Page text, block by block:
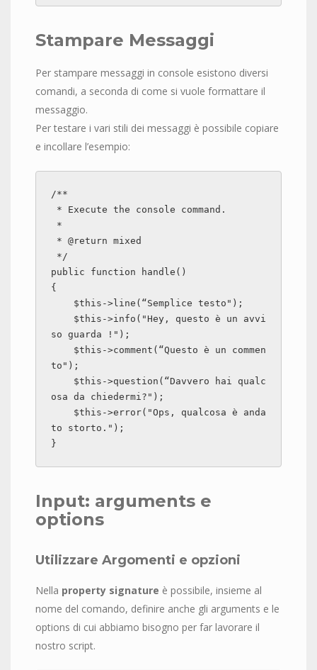
Stampare Messaggi
Per stampare messaggi in console esistono diversi
comandi, a seconda di come si vuole formattare il
messaggio.
Per testare i vari stili dei messaggi è possibile copiare
e incollare l’esempio:
/**
public function handle()
{
so guarda !");
to");
osa da chiedermi?");
to storto.");
}
Input: arguments e
options
Utilizzare Argomenti e opzioni
Nella property signature è possibile, insieme al
nome del comando, definire anche gli arguments e le
options di cui abbiamo bisogno per far lavorare il
nostro script.